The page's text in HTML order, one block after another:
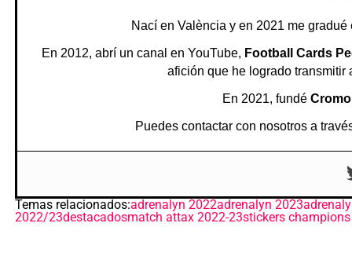
Nací en València y en 2021 me
En 2012, abrí un canal en YouTube, Football Cards
afición que he logrado transmitir
En 2021, fundé
Puedes contactar con nosotros a
Temas relacionados:adrenalyn 2022adrenalyn 2023
2022/23destacadosmatch attax 2022-23stickers